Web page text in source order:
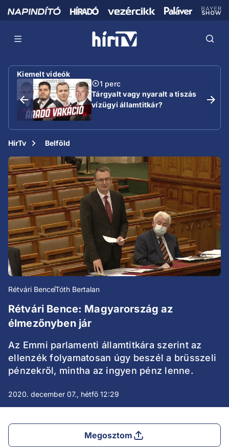
Kiemelt videók
1 perc
Tárgyalt vagy nyaralt a tiszás
vízügyi államtitkár?
HírTv Belföld
Rétvári BenceTóth Bertalan
Rétvári Bence: Magyarország az
élmezőnyben jár
Az Emmi parlamenti államtitkára szerint az
ellenzék folyamatosan úgy beszél a brüsszeli
pénzekről, mintha az ingyen pénz lenne.
2020. december 07., hétfő 12:29
Megosztom